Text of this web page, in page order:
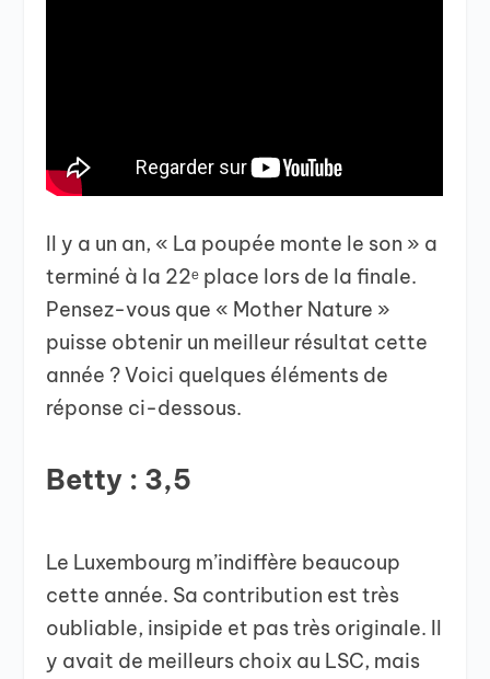
Il y a un an, « La poupée monte le son » a
terminé à la 22ᵉ place lors de la finale.
Pensez-vous que « Mother Nature »
puisse obtenir un meilleur résultat cette
année ? Voici quelques éléments de
réponse ci-dessous.
Betty : 3,5
Le Luxembourg m’indiffère beaucoup
cette année. Sa contribution est très
oubliable, insipide et pas très originale. Il
y avait de meilleurs choix au LSC, mais